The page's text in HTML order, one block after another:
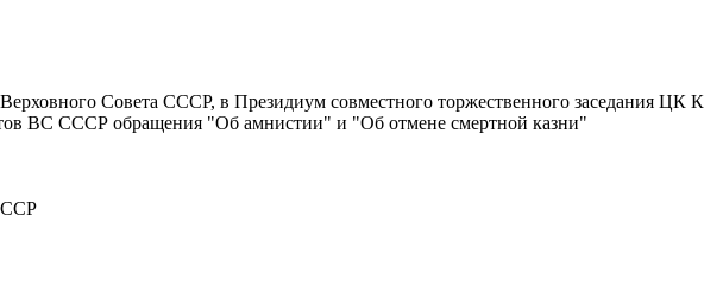
Совета СССР, в Президиум совместного торжественного заседания
ВС СССР обращения "Об амнистии" и "Об отмене смертной казни"